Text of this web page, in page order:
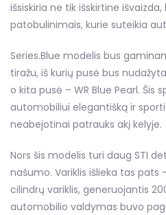
išsiskiria ne tik išskirtine
patobulinimais, kurie suteikia
Series.Blue modelis bus
tiražu, iš kurių pusė bus
o kita pusė – WR Blue Pearl. Šis
automobiliui elegantišką ir
neabejotinai patrauks akį kelyje.
Nors šis modelis turi daug STI
našumo. Variklis išlieka tas pats
cilindrų variklis, generuojantis
automobilio valdymas buvo